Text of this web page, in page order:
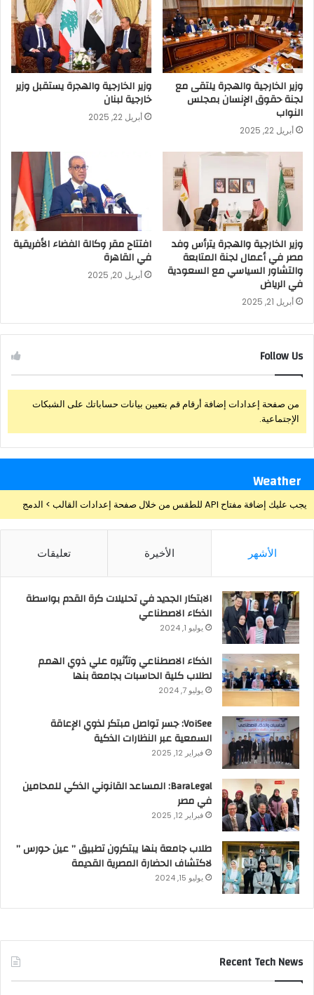
وزير الخارجية والهجرة يلتقى مع
لجنة حقوق الإنسان بمجلس
النواب
أبريل 22, 2025
وزير الخارجية والهجرة يستقبل وزير
خارجية لبنان
أبريل 22, 2025
وزير الخارجية والهجرة يترأس وفد
مصر في أعمال لجنة المتابعة
والتشاور السياسي مع السعودية
في الرياض
أبريل 21, 2025
افتتاح مقر وكالة الفضاء الأفريقية
في القاهرة
أبريل 20, 2025
Follow Us
من صفحة إعدادات إضافة أرقام قم بتعيين بيانات حساباتك على الشبكات
الإجتماعية.
Weather
يجب عليك إضافة مفتاح API للطقس من خلال صفحة إعدادات القالب > الدمج
الأشهر الأخيرة تعليقات
الابتكار الجديد في تحليلات كرة القدم بواسطة
الذكاء الاصطناعي
يوليو 1, 2024
الذكاء الاصطناعي وتأثيره علي ذوي الهمم
لطلاب كلية الحاسبات بجامعة بنها
يوليو 7, 2024
VoiSee: جسر تواصل مبتكر لذوي الإعاقة
السمعية عبر النظارات الذكية
فبراير 12, 2025
BaraLegal: المساعد القانوني الذكي للمحامين
في مصر
فبراير 12, 2025
طلاب جامعة بنها يبتكرون تطبيق ” عين حورس ”
لاكتشاف الحضارة المصرية القديمة
يوليو 15, 2024
Recent Tech News